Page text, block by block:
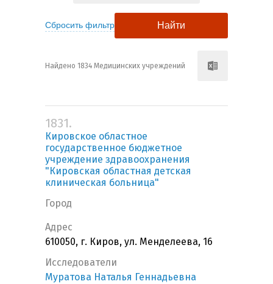
Найдено 1834 Медицинских учреждений
1831.
Кировское областное
государственное бюджетное
учреждение здравоохранения
"Кировская областная детская
клиническая больница"
Город
Адрес
610050, г. Киров, ул. Менделеева, 16
Исследователи
Муратова Наталья Геннадьевна